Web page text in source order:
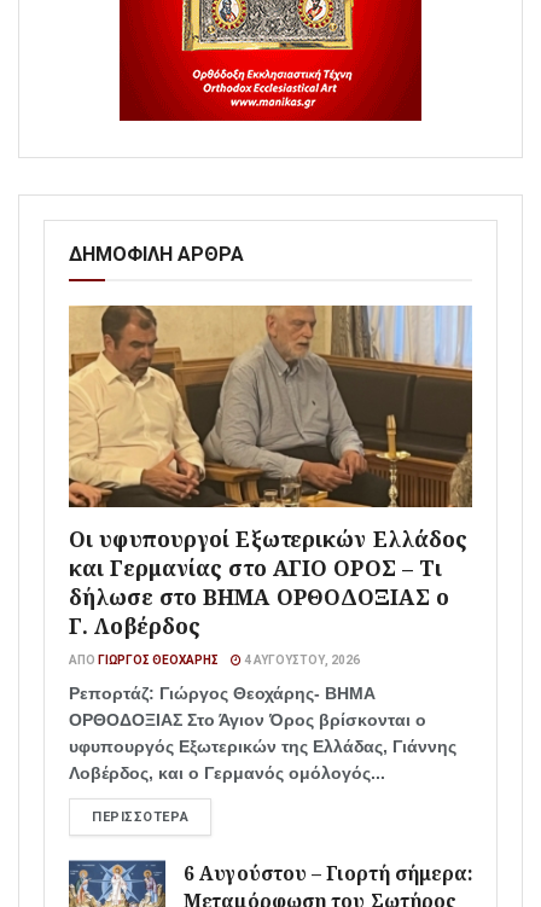
ΔΗΜΟΦΙΛΗ ΑΡΘΡΑ
Οι υφυπουργοί Εξωτερικών Ελλάδος
και Γερμανίας στο ΑΓΙΟ ΟΡΟΣ – Τι
δήλωσε στο ΒΗΜΑ ΟΡΘΟΔΟΞΙΑΣ ο
Γ. Λοβέρδος
ΑΠΌ ΓΙΏΡΓΟΣ ΘΕΟΧΆΡΗΣ 4 ΑΥΓΟΎΣΤΟΥ, 2026
Ρεπορτάζ: Γιώργος Θεοχάρης- ΒΗΜΑ
ΟΡΘΟΔΟΞΙΑΣ Στο Άγιον Όρος βρίσκονται ο
υφυπουργός Εξωτερικών της Ελλάδας, Γιάννης
Λοβέρδος, και ο Γερμανός ομόλογός...
ΠΕΡΙΣΣΌΤΕΡΑ
6 Αυγούστου – Γιορτή σήμερα:
Μεταμόρφωση του Σωτήρος